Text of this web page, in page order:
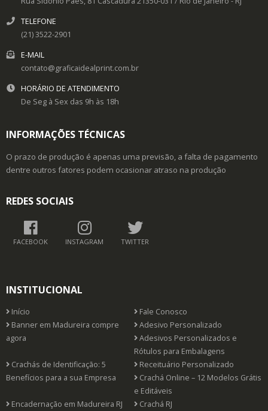
TELEFONE
(21) 3522-2901
E-MAIL
contato@graficaidealprint.com.br
HORÁRIO DE ATENDIMENTO
De Seg à Sex das 9h às 18h
INFORMAÇÕES TÉCNICAS
O prazo de produção é apenas uma previsão, a falta de pagamento
dentre outros fatores podem ocasionar atraso na produção
REDES SOCIAIS
FACEBOOK INSTAGRAM TWITTER
INSTITUCIONAL
Início
Fale Conosco
Banner em Madureira compre
agora
Adesivo Personalizado
Adesivos Personalizados e
Rótulos para Embalagens
Crachás de Identificação: 5
Benefícios para a sua Empresa
Receituário Personalizado
Crachá Online – 12 Modelos Grátis
e Editáveis
Encadernação em Madureira RJ
Crachá RJ